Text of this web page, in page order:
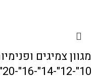
מגוון צמיגים
10"-12"-14"-16"-20"-26"-27"-29"